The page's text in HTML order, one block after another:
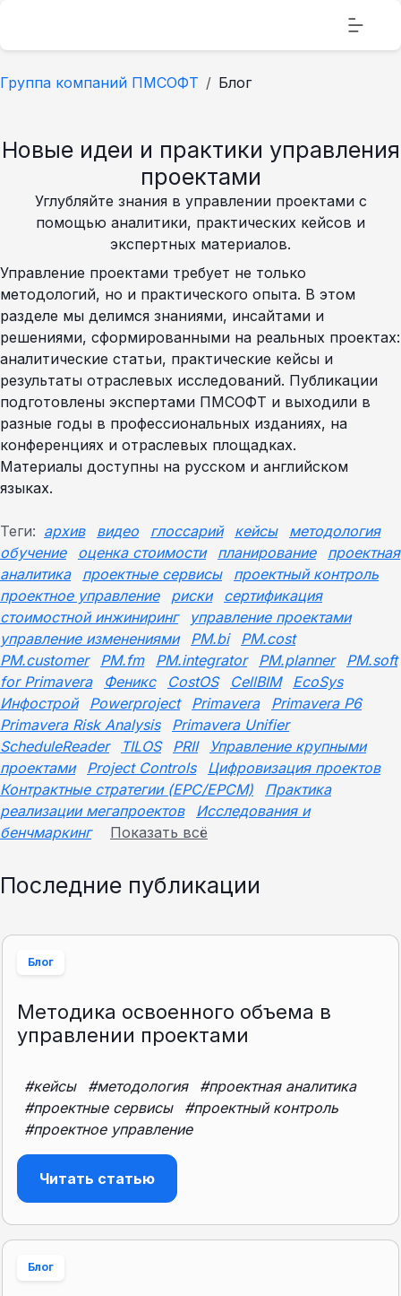
Группа компаний ПМСОФТ Блог
Новые идеи и практики управления
проектами
Углубляйте знания в управлении проектами с
помощью аналитики, практических кейсов и
экспертных материалов.
Управление проектами требует не только
методологий, но и практического опыта. В этом
разделе мы делимся знаниями, инсайтами и
решениями, сформированными на реальных проектах:
аналитические статьи, практические кейсы и
результаты отраслевых исследований. Публикации
подготовлены экспертами ПМСОФТ и выходили в
разные годы в профессиональных изданиях, на
конференциях и отраслевых площадках.
Материалы доступны на русском и английском
языках.
Теги: архив видео глоссарий кейсы
методология
обучение
оценка стоимости планирование
проектная
аналитика
проектные сервисы
проектный контроль
проектное управление
риски
сертификация
стоимостной инжиниринг
управление проектами
управление изменениями
PM.bi
PM.cost
PM.customer
PM.fm PM.integrator PM.planner
PM.soft
for Primavera
Феникс CostOS CellBIM
EcoSys
Инфострой
Powerproject Primavera
Primavera P6
Primavera Risk Analysis
Primavera Unifier
ScheduleReader
TILOS PRII
Управление крупными
проектами
Project Controls
Цифровизация проектов
Контрактные стратегии (EPC/EPCM)
Практика
реализации мегапроектов
Исследования и
бенчмаркинг
Показать всё
Последние публикации
Блог
Методика освоенного объема в
управлении проектами
#кейсы #методология
#проектная аналитика
#проектные сервисы
#проектный контроль
#проектное управление
Читать статью
Блог